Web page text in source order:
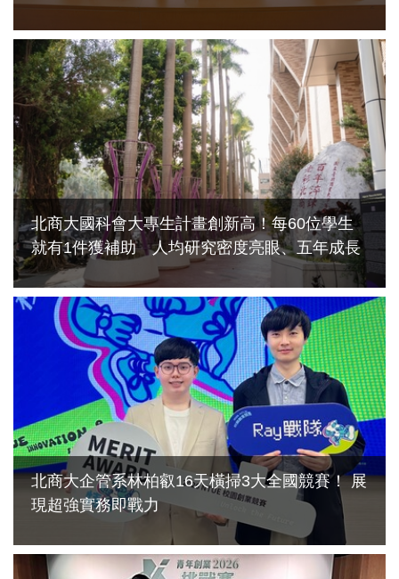
北商大國科會大專生計畫創新高！每60位學生
就有1件獲補助 人均研究密度亮眼、五年成長
逾4倍
2026-07-02
北商大企管系林柏叡16天橫掃3大全國競賽！ 展
現超強實務即戰力